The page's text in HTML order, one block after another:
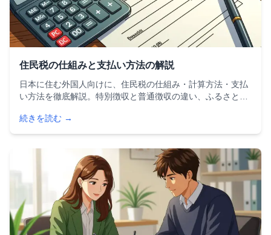
住民税の仕組みと支払い方法の解説
日本に住む外国人向けに、住民税の仕組み・計算方法・支払
い方法を徹底解説。特別徴収と普通徴収の違い、ふるさと納
税に関するすべての疑問を解消する完全ガイドです。
続きを読む →